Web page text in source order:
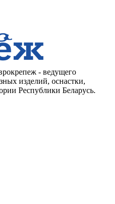
- ведущего
изделий, оснастки,
Республики Беларусь.